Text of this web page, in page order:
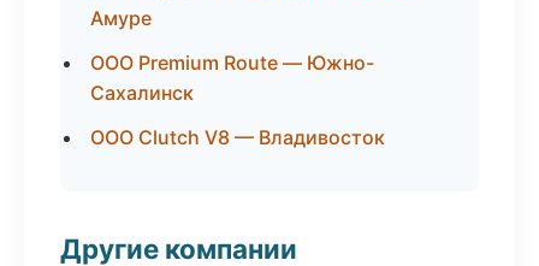
Амуре
ООО Premium Route — Южно-
Сахалинск
ООО Clutch V8 — Владивосток
Другие компании